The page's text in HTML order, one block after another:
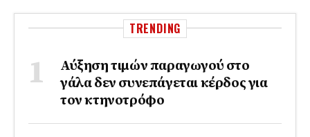
TRENDING
Αύξηση τιμών παραγωγού στο
γάλα δεν συνεπάγεται κέρδος για
τον κτηνοτρόφο